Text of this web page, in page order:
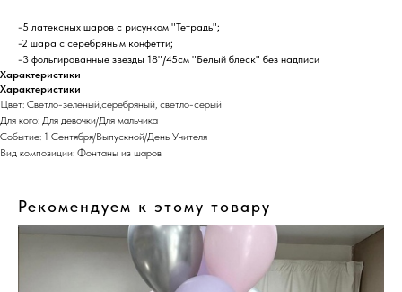
-5 латексных шаров с рисунком "Тетрадь";
-2 шара с серебряным конфетти;
-3 фольгированные звезды 18"/45см "Белый блеск" без надписи
Характеристики
Характеристики
Цвет: Светло-зелёный,серебряный, светло-серый
Для кого: Для девочки/Для мальчика
Событие: 1 Сентября/Выпускной/День Учителя
Вид композиции: Фонтаны из шаров
Рекомендуем к этому товару